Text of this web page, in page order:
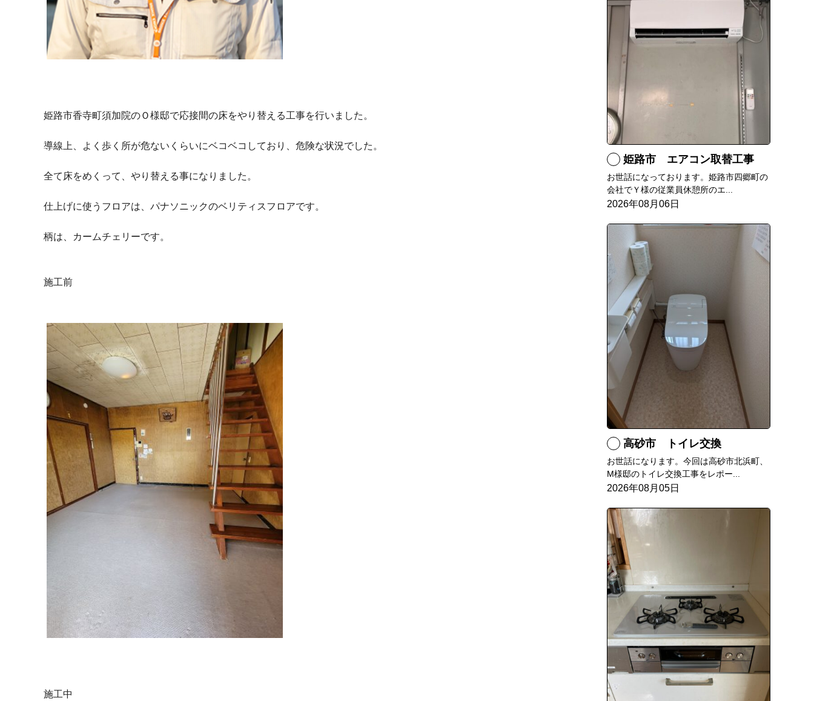
姫路市香寺町須加院のＯ様邸で応接間の床をやり替える工事を行いました。
導線上、よく歩く所が危ないくらいにベコベコしており、危険な状況でした。
全て床をめくって、やり替える事になりました。
仕上げに使うフロアは、パナソニックのベリティスフロアです。
柄は、カームチェリーです。
施工前
施工中
姫路市 エアコン取替工事
お世話になっております。姫路市四郷町の
会社でＹ様の従業員休憩所のエ...
2026年08月06日
高砂市 トイレ交換
お世話になります。今回は高砂市北浜町、
M様邸のトイレ交換工事をレポー...
2026年08月05日